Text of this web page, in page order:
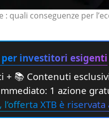
quali conseguenze per
per investitori esigenti
+ 📚 Contenuti
1 azione
XTB è